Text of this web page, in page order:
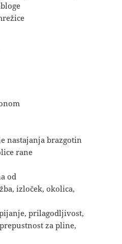
nastajanja brazgotin
rane
od
izloček, okolica,
prilagodljivost,
za pline,